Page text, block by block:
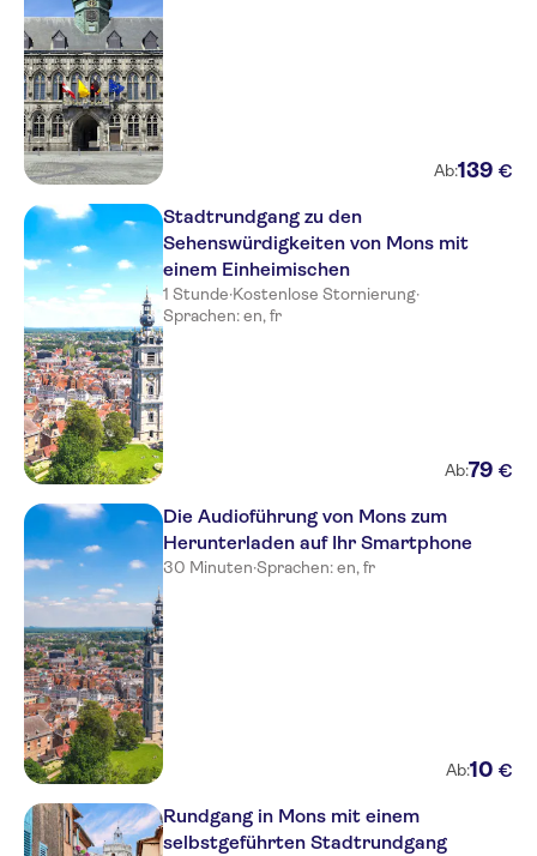
Ab:139 €
Stadtrundgang zu den
Sehenswürdigkeiten von Mons mit
einem Einheimischen
1 Stunde·Kostenlose Stornierung·
Sprachen: en, fr
Ab:79 €
Die Audioführung von Mons zum
Herunterladen auf Ihr Smartphone
30 Minuten·Sprachen: en, fr
Ab:10 €
Rundgang in Mons mit einem
selbstgeführten Stadtrundgang